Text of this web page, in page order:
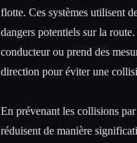
flotte. Ces systèmes utilisent
dangers potentiels sur la
conducteur ou prend des
direction pour éviter une
En prévenant les collisions
réduisent de manière